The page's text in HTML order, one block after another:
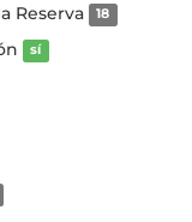
Reserva 18
sí